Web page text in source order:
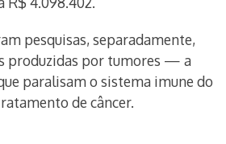
pesquisas, separadamente,
produzidas por tumores — a
paralisam o sistema imune do
de câncer.